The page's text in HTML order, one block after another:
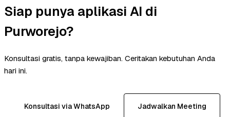
Siap punya aplikasi AI di
Purworejo?
Konsultasi gratis, tanpa kewajiban. Ceritakan kebutuhan Anda
hari ini.
Konsultasi via WhatsApp Jadwalkan Meeting